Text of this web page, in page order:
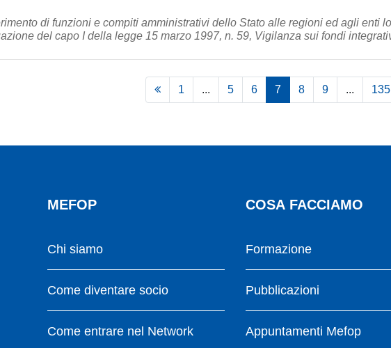
di funzioni e compiti amministrativi dello Stato alle regioni ed agli enti
del capo I della legge 15 marzo 1997, n. 59, Vigilanza sui fondi
1 ... 5 6 7 8 9 ... 135
MEFOP
Chi siamo
Come diventare socio
Come entrare nel Network
COSA FACCIAMO
Formazione
Pubblicazioni
Appuntamenti Mefop